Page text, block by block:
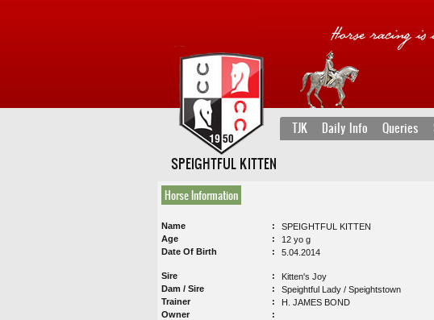
TJK Daily Info Queries
SPEIGHTFUL KITTEN
Horse Information
Name
SPEIGHTFUL KITTEN
Age
12 yo g
Date Of Birth
5.04.2014
Sire
Kitten's Joy
Dam / Sire
Speightful Lady / Speightstown
Trainer
H. JAMES BOND
Owner